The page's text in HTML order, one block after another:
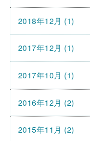
2018年12月 (1)
2017年12月 (1)
2017年10月 (1)
2016年12月 (2)
2015年11月 (2)